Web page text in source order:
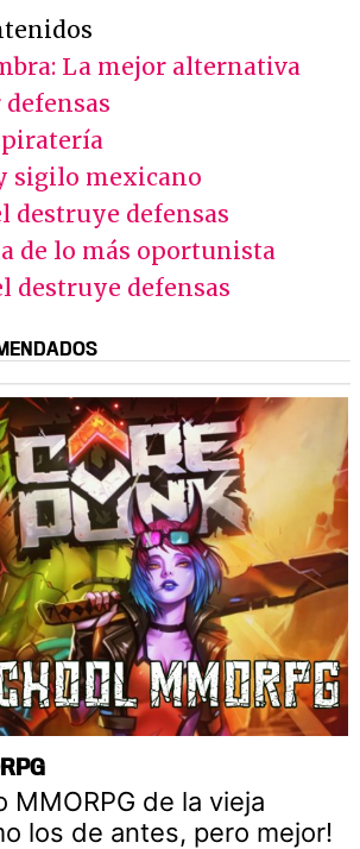
La mejor alternativa
piratería
sigilo mexicano
destruye defensas
de lo más oportunista
destruye defensas
MMORPG de la vieja
los de antes, pero mejor!